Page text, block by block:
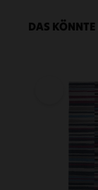
DAS KÖNNTE